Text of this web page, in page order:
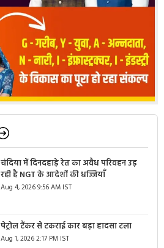
चंदिया में दिनदहाड़े रेत का अवैध परिवहन उड़
रही है NGT के आदेशों की धज्जियाँ
Aug 4, 2026 9:56 AM IST
पेट्रोल टैंकर से टकराई कार बड़ा हादसा टला
Aug 1, 2026 2:17 PM IST